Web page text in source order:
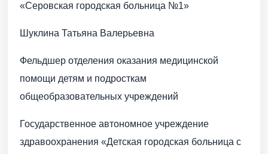
«Серовская городская больница №1»
Шуклина Татьяна Валерьевна
Фельдшер отделения оказания медицинской
помощи детям и подросткам
общеобразовательных учреждений
Государственное автономное учреждение
здравоохранения «Детская городская больница с